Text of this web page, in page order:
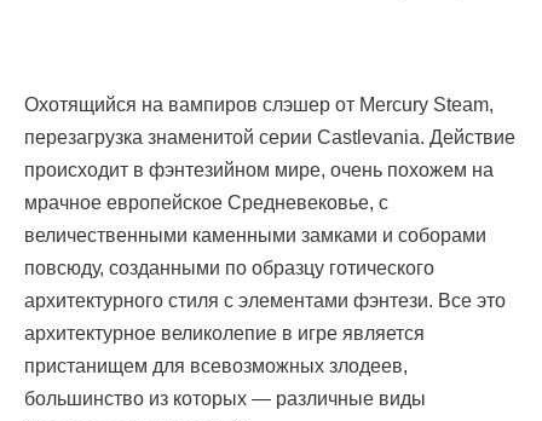
Охотящийся на вампиров слэшер от Mercury Steam,
перезагрузка знаменитой серии Castlevania. Действие
происходит в фэнтезийном мире, очень похожем на
мрачное европейское Средневековье, с
величественными каменными замками и соборами
повсюду, созданными по образцу готического
архитектурного стиля с элементами фэнтези. Все это
архитектурное великолепие в игре является
пристанищем для всевозможных злодеев,
большинство из которых — различные виды